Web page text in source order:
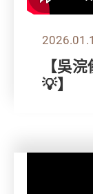
【吳
💡】